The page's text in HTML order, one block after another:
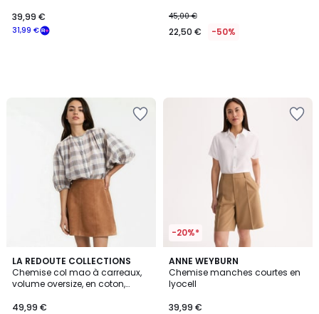
31,99 €
39,99 € 45,00 €
22,50 € -50%
LA REDOUTE COLLECTIONS
Chemise col mao à carreaux,
volume oversize, en coton,
49,99 €
3
/
5
-20%*
ANNE WEYBURN
Chemise manches courtes en
lyocell
39,99 €
4
/
5